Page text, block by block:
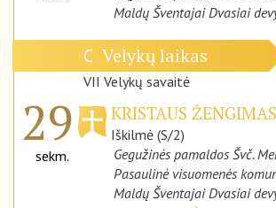
Maldų Šventajai Dvasiai
C Velykų laikas
VII Velykų savaitė
29
sekm.
KRISTAUS
Iškilmė (S/2)
Gegužinės pamaldos Švč.
Pasaulinė visuomenės
Maldų Šventajai Dvasiai